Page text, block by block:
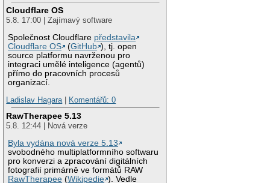
Cloudflare OS
5.8. 17:00 | Zajímavý software
Společnost Cloudflare představila
Cloudflare OS
(GitHub ), tj. open
source platformu navrženou pro
integraci umělé inteligence (agentů)
přímo do pracovních procesů
organizací.
Ladislav Hagara| Komentářů: 0
RawTherapee 5.13
5.8. 12:44 | Nová verze
Byla vydána nová verze 5.13
svobodného multiplatformního softwaru
pro konverzi a zpracování digitálních
fotografií primárně ve formátů RAW
RawTherapee (Wikipedie ). Vedle